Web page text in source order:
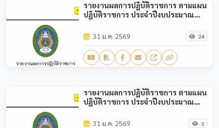
รายงานผลการปฏิบัติราชการ ตามแผน
ปฏิบัติราชการ ประจำปีงบประมาณ
31 ม.ค. 2569 24
รายงานผลการปฏิบัติราชการ ตามแผน
ปฏิบัติราชการ ประจำปีงบประมาณ
31 ม.ค. 2569 2